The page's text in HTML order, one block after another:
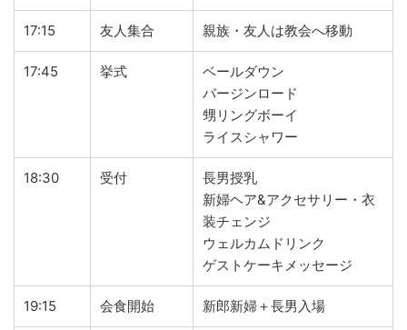
17:15 友人集合 親族・友人は教会へ移動
17:45 挙式
ベールダウン
バージンロード
甥リングボーイ
ライスシャワー
18:30 受付
長男授乳
新婦ヘア&アクセサリー・衣
装チェンジ
ウェルカムドリンク
ゲストケーキメッセージ
19:15 会食開始 新郎新婦＋長男入場